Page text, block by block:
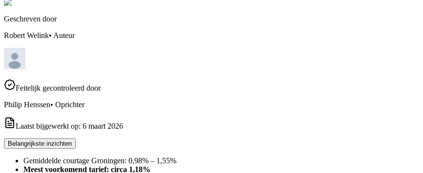
Geschreven door
Robert Welink• Auteur
Feitelijk gecontroleerd door
Philip Henssen• Oprichter
Laatst bijgewerkt op: 6 maart 2026
Belangrijkste inzichten
Gemiddelde courtage Groningen: 0,98% – 1,55%
Meest voorkomend tarief: circa 1,18%